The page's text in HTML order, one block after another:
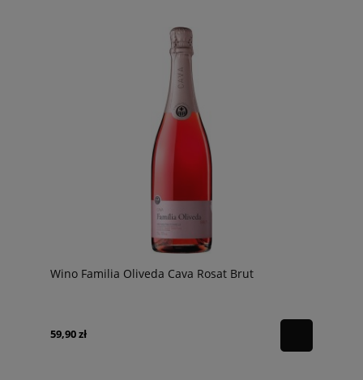
Wino Familia Oliveda Cava Rosat Brut
59,90 zł